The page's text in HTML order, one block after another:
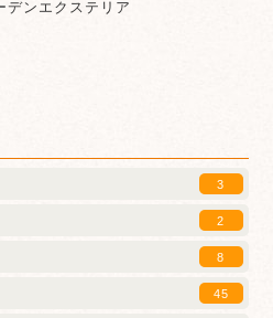
デンエクステリア
3
2
8
45